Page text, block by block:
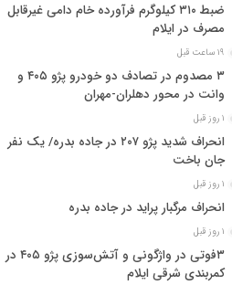
ضبط ۳۱۰ کیلوگرم فرآورده خام دامی غیرقابل
مصرف در ایلام
۱۹ ساعت قبل
۳ مصدوم در تصادف دو خودرو پژو ۴۰۵ و
وانت در محور دهلران-مهران
۱ روز قبل
انحراف شدید پژو ۲۰۷ در جاده بدره/ یک نفر
جان باخت
۱ روز قبل
انحراف مرگبار پراید در جاده بدره
۱ روز قبل
۳فوتی در واژگونی و آتش‌سوزی پژو ۴۰۵ در
کمربندی شرقی ایلام